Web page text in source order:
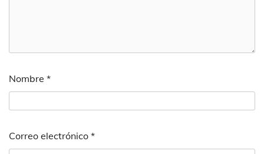
Nombre *
Correo electrónico *